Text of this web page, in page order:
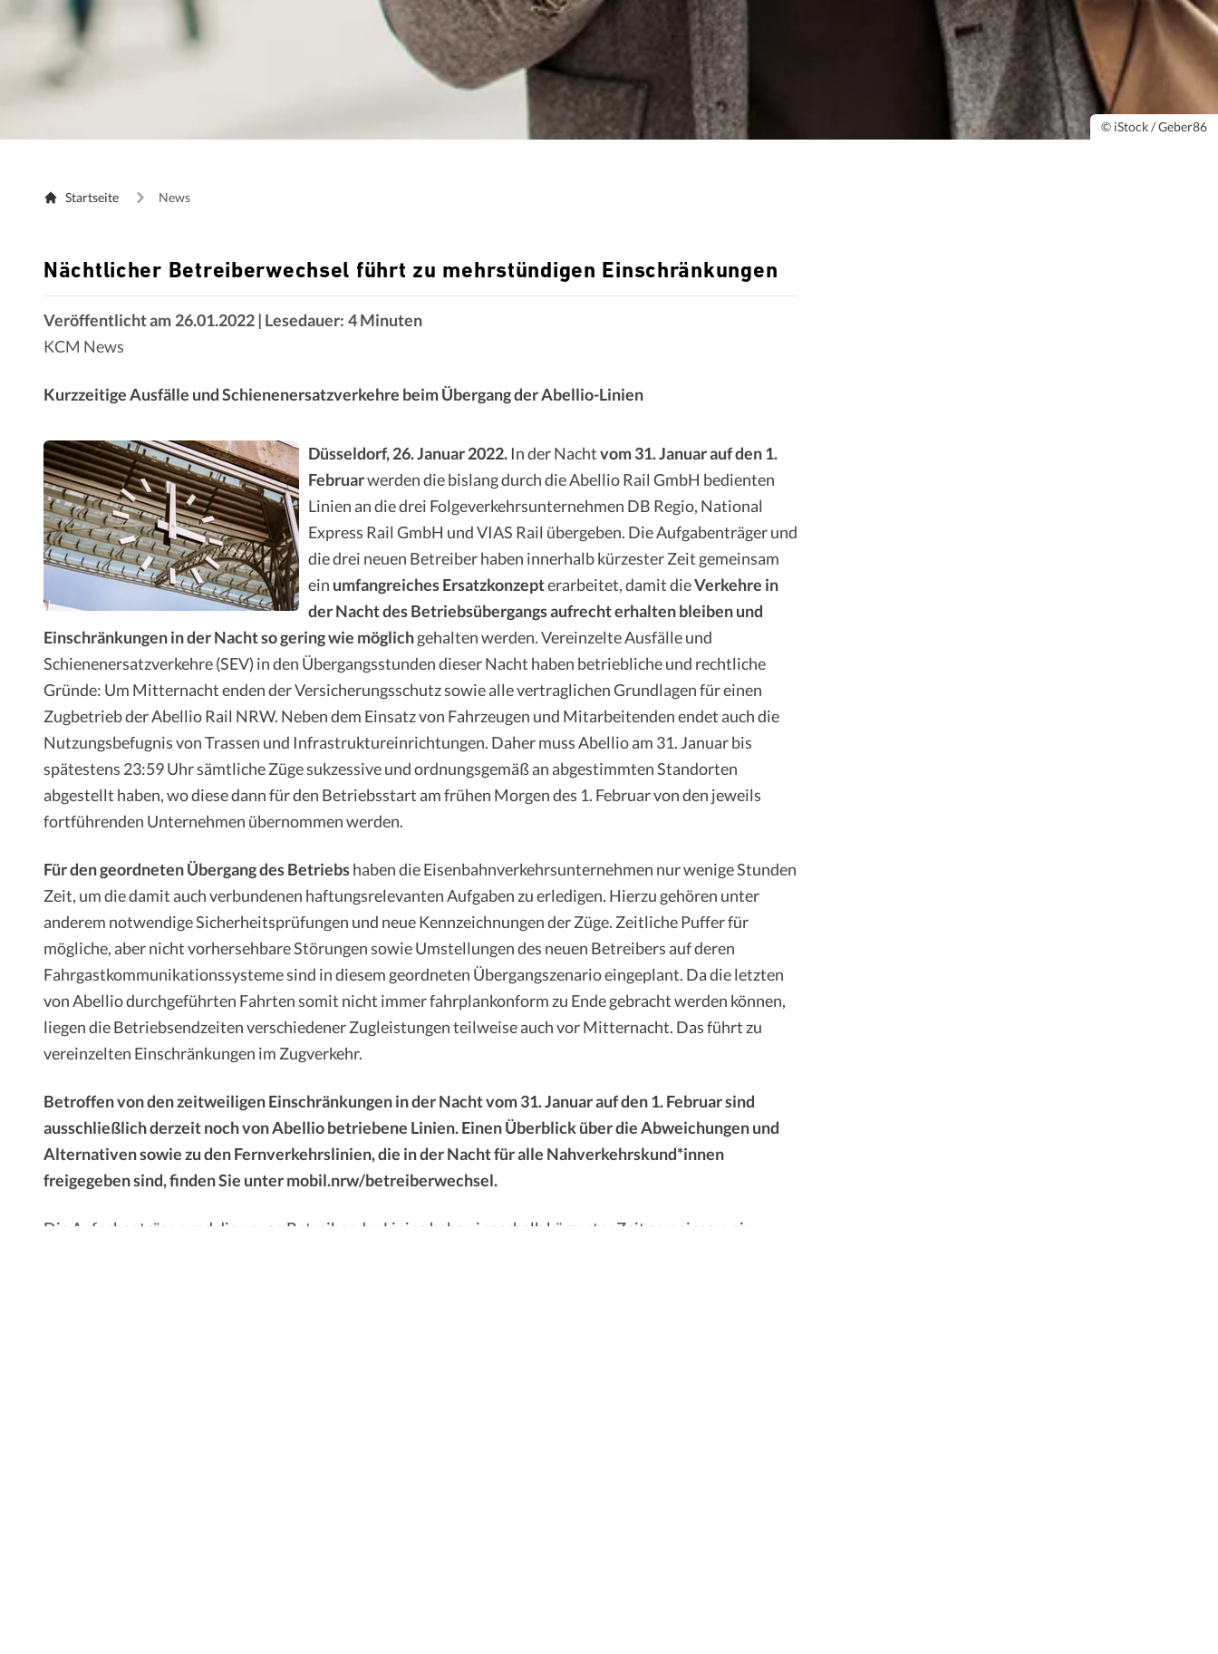
© iStock / Geber86
Startseite News
Nächtlicher Betreiberwechsel führt zu mehrstündigen Einschränkungen
Veröffentlicht am 26.01.2022| Lesedauer: 4 Minuten
KCM News
Kurzzeitige Ausfälle und Schienenersatzverkehre beim Übergang der Abellio-​Linien
Düsseldorf, 26. Januar 2022. In der Nachtvom 31. Januar auf den 1.
Februarwerden die bislang durch die Abellio Rail GmbH bedienten
Linien an die drei Folgeverkehrsunternehmen DB Regio, National
Express Rail GmbH und VIAS Rail übergeben. Die Aufgabenträger und
die drei neuen Betreiber haben innerhalb kürzester Zeit gemeinsam
ein umfangreiches Ersatzkonzepterarbeitet, damit dieVerkehre in
der Nacht des Betriebsübergangs aufrecht erhalten bleiben und
Einschränkungen in der Nacht so gering wie möglichgehalten werden. Vereinzelte Ausfälle und
Schienenersatzverkehre (SEV) in den Übergangsstunden dieser Nacht haben betriebliche und rechtliche
Gründe: Um Mitternacht enden der Versicherungsschutz sowie alle vertraglichen Grundlagen für einen
Zugbetrieb der Abellio Rail NRW. Neben dem Einsatz von Fahrzeugen und Mitarbeitenden endet auch die
Nutzungsbefugnis von Trassen und Infrastruktureinrichtungen. Daher muss Abellio am 31. Januar bis
spätestens 23:59 Uhr sämtliche Züge sukzessive und ordnungsgemäß an abgestimmten Standorten
abgestellt haben, wo diese dann für den Betriebsstart am frühen Morgen des 1. Februar von den jeweils
fortführenden Unternehmen übernommen werden.
Für den geordneten Übergang des Betriebshaben die Eisenbahnverkehrsunternehmen nur wenige Stunden
Zeit, um die damit auch verbundenen haftungsrelevanten Aufgaben zu erledigen. Hierzu gehören unter
anderem notwendige Sicherheitsprüfungen und neue Kennzeichnungen der Züge. Zeitliche Puffer für
mögliche, aber nicht vorhersehbare Störungen sowie Umstellungen des neuen Betreibers auf deren
Fahrgastkommunikationssysteme sind in diesem geordneten Übergangszenario eingeplant. Da die letzten
von Abellio durchgeführten Fahrten somit nicht immer fahrplankonform zu Ende gebracht werden können,
liegen die Betriebsendzeiten verschiedener Zugleistungen teilweise auch vor Mitternacht. Das führt zu
vereinzelten Einschränkungen im Zugverkehr.
Betroffen von den zeitweiligen Einschränkungen in der Nacht vom 31. Januar auf den 1. Februar sind
ausschließlich derzeit noch von Abellio betriebene Linien. Einen Überblick über die Abweichungen und
Alternativen sowie zu den Fernverkehrslinien, die in der Nacht für alle Nahverkehrskund*innen
freigegeben sind, finden Sie unter mobil.nrw/betreiberwechsel.
Die Aufgabenträger und die neuen Betreiber der Linien haben innerhalb kürzester Zeit gemeinsam ein